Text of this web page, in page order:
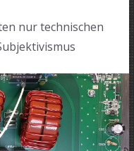
nur technischen